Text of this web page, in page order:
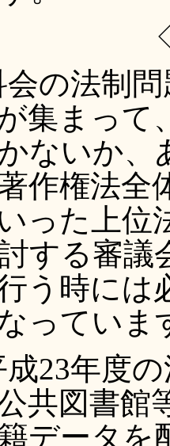
の法制
集まって
ないか
作権法全
った上位
する審議
う時には
っていま
23年度
共図書館
データを